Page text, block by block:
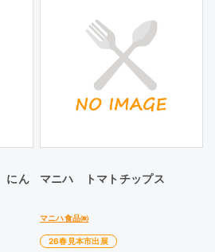
にん
マニハ トマトチップス
マニハ食品㈱
26春見本市出展